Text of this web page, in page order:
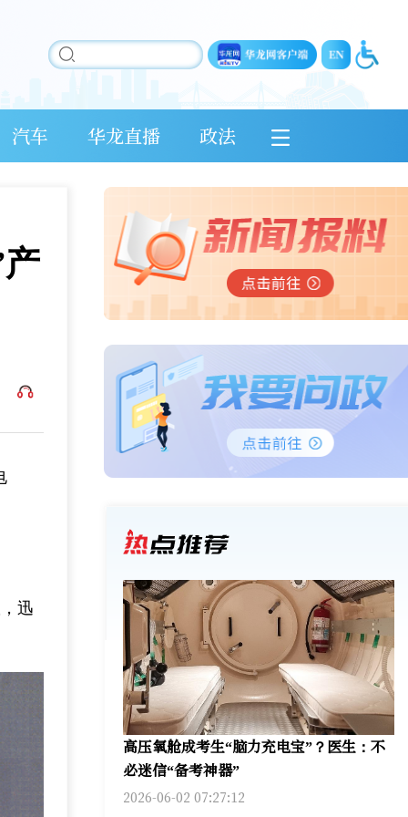
汽车 华龙直播 政法
迅
高压氧舱成考生“脑力充电宝”？医生：不
必迷信“备考神器”
2026-06-02 07:27:12